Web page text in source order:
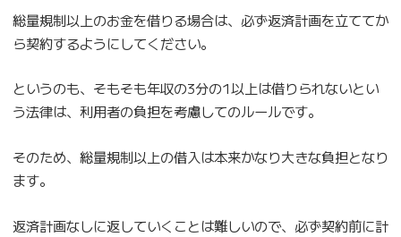
総量規制以上のお金を借りる場合は、必ず返済計画を立ててか
ら契約するようにしてください。
というのも、そもそも年収の3分の1以上は借りられないとい
う法律は、利用者の負担を考慮してのルールです。
そのため、総量規制以上の借入は本来かなり大きな負担となり
ます。
返済計画なしに返していくことは難しいので、必ず契約前に計